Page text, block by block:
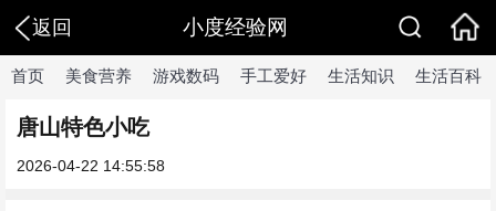
返回 小度经验网
首页 美食营养 游戏数码 手工爱好 生活知识 生活百科
唐山特色小吃
2026-04-22 14:55:58